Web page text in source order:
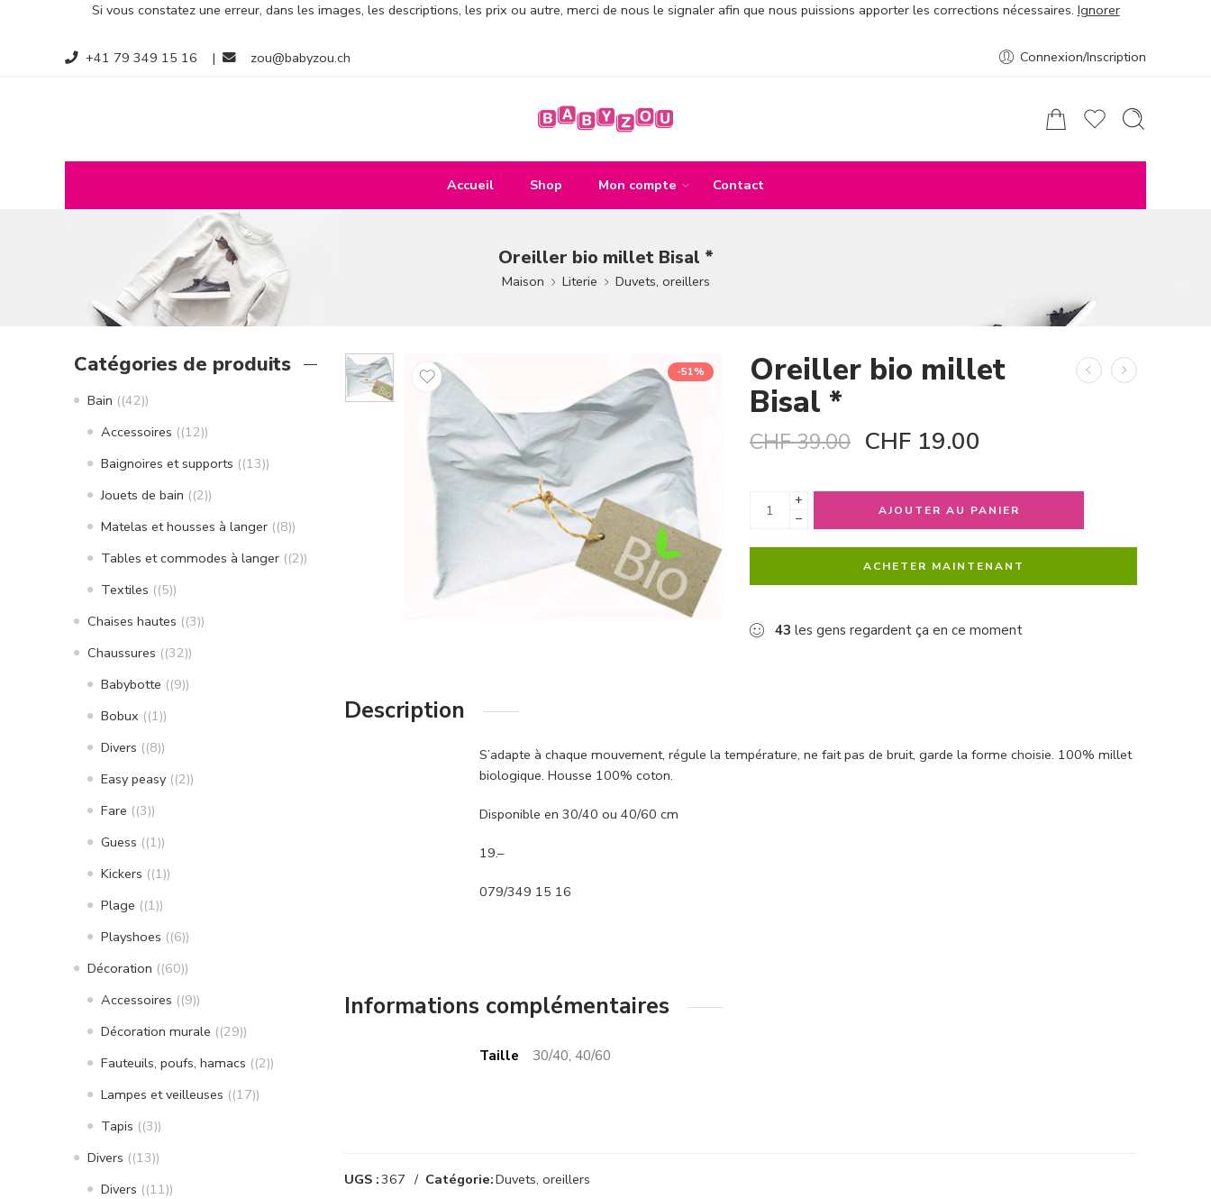
Si vous constatez une erreur, dans les images, les descriptions, les prix ou autre, merci de nous le signaler afin que nous puissions apporter les corrections nécessaires. Ignorer
+41 79 349 15 16 | zou@babyzou.ch Connexion/Inscription
Accueil Shop Mon compte Contact
Oreiller bio millet Bisal *
Maison Literie Duvets, oreillers
-51% Oreiller bio millet
Bisal *
CHF39.00 CHF 19.00
+
−
AJOUTER AU PANIER
ACHETER MAINTENANT
43 les gens regardent ça en ce moment
Description
S’adapte à chaque mouvement, régule la température, ne fait pas de bruit, garde la forme choisie. 100% millet
biologique. Housse 100% coton.
Disponible en 30/40 ou 40/60 cm
19.–
079/349 15 16
Informations complémentaires
Taille 30/40, 40/60
UGS :367 Catégorie:Duvets, oreillers
Catégories de produits
Bain (42)
Accessoires (12)
Baignoires et supports (13)
Jouets de bain (2)
Matelas et housses à langer (8)
Tables et commodes à langer (2)
Textiles (5)
Chaises hautes (3)
Chaussures (32)
Babybotte (9)
Bobux (1)
Divers (8)
Easy peasy (2)
Fare (3)
Guess (1)
Kickers (1)
Plage (1)
Playshoes (6)
Décoration (60)
Accessoires (9)
Décoration murale (29)
Fauteuils, poufs, hamacs (2)
Lampes et veilleuses (17)
Tapis (3)
Divers (13)
Divers (11)